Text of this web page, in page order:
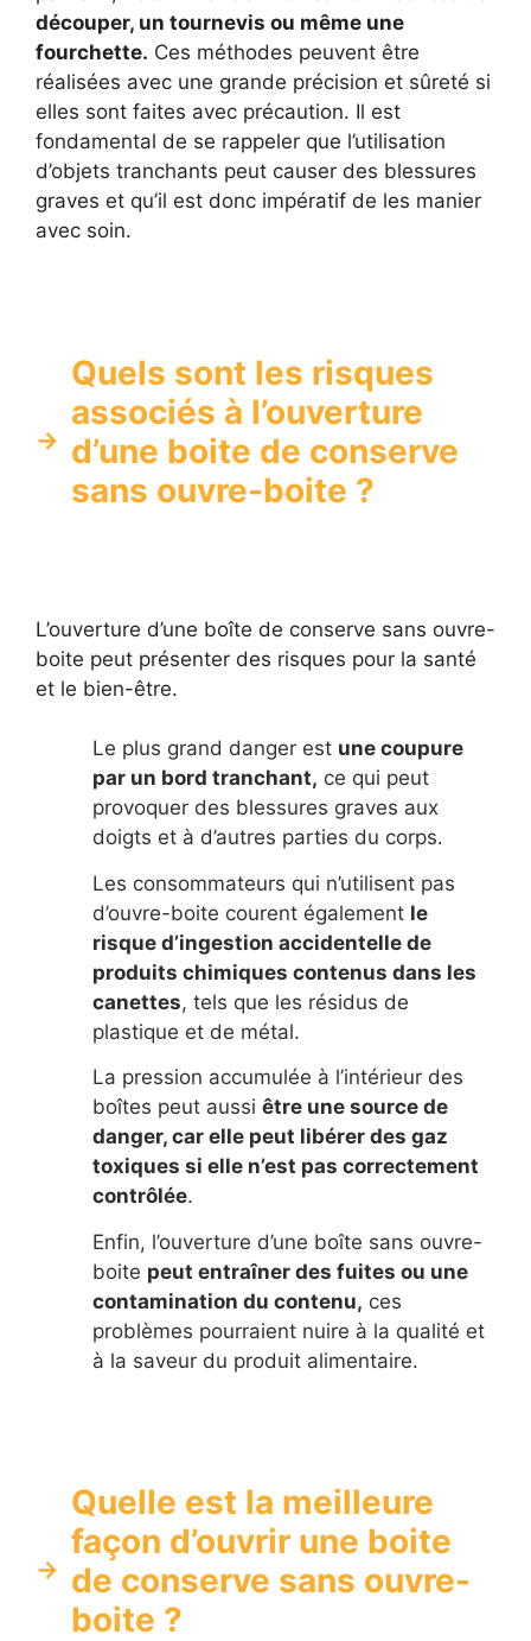
découper, un tournevis ou même une
fourchette. Ces méthodes peuvent être
réalisées avec une grande précision et sûreté si
elles sont faites avec précaution. Il est
fondamental de se rappeler que l’utilisation
d’objets tranchants peut causer des blessures
graves et qu’il est donc impératif de les manier
avec soin.
Quels sont les risques
associés à l’ouverture
d’une boite de conserve
sans ouvre-boite ?
L’ouverture d’une boîte de conserve sans ouvre-
boite peut présenter des risques pour la santé
et le bien-être.
Le plus grand danger est une coupure
par un bord tranchant, ce qui peut
provoquer des blessures graves aux
doigts et à d’autres parties du corps.
Les consommateurs qui n’utilisent pas
d’ouvre-boite courent également le
risque d’ingestion accidentelle de
produits chimiques contenus dans les
canettes, tels que les résidus de
plastique et de métal.
La pression accumulée à l’intérieur des
boîtes peut aussi être une source de
danger, car elle peut libérer des gaz
toxiques si elle n’est pas correctement
contrôlée.
Enfin, l’ouverture d’une boîte sans ouvre-
boite peut entraîner des fuites ou une
contamination du contenu, ces
problèmes pourraient nuire à la qualité et
à la saveur du produit alimentaire.
Quelle est la meilleure
façon d’ouvrir une boite
de conserve sans ouvre-
boite ?